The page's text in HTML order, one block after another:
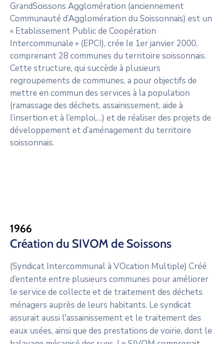
GrandSoissons Agglomération (anciennement
Communauté d’Agglomération du Soissonnais) est un
« Etablissement Public de Coopération
Intercommunale » (EPCI), crée le 1er janvier 2000,
comprenant 28 communes du territoire soissonnais.
Cette structure, qui succède à plusieurs
regroupements de communes, a pour objectifs de
mettre en commun des services à la population
(ramassage des déchets, assainissement, aide à
l’insertion et à l’emploi,…) et de réaliser des projets de
développement et d’aménagement du territoire
soissonnais.
1966
Création du SIVOM de Soissons
(Syndicat Intercommunal à VOcation Multiple) Créé
d’entente entre plusieurs communes pour améliorer
le service de collecte et de traitement des déchets
ménagers auprès de leurs habitants. Le syndicat
assurait aussi l'assainissement et le traitement des
eaux usées, ainsi que des prestations de voirie, dont le